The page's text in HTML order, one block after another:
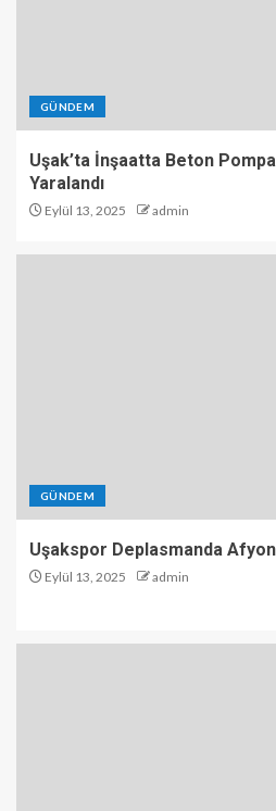
GÜNDEM
Uşak’ta İnşaatta Beton
Yaralandı
Eylül 13, 2025 admin
GÜNDEM
Uşakspor Deplasmanda
Eylül 13, 2025 admin